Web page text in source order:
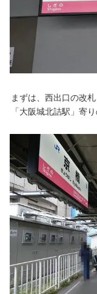
まずは、西出口の改
「大阪城北詰駅」寄